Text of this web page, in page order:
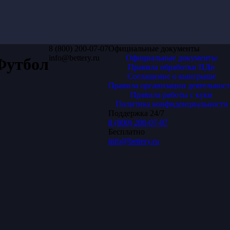
8 (800) 200-07-07
info@bettery.ru
Официальные документы
Официальные документы
Правила обработки ПДн
Соглашение о выигрыше
Правила организации
Правила работы с куки
Политика конфиденциальности
Поддержка 24/7
8 (800) 200-07-07
Бесплатно
info@bettery.ru